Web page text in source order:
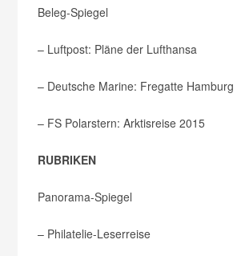
Beleg-Spiegel
– Luftpost: Pläne der Lufthansa
– Deutsche Marine: Fregatte Hamburg
– FS Polarstern: Arktisreise 2015
RUBRIKEN
Panorama-Spiegel
– Philatelie-Leserreise